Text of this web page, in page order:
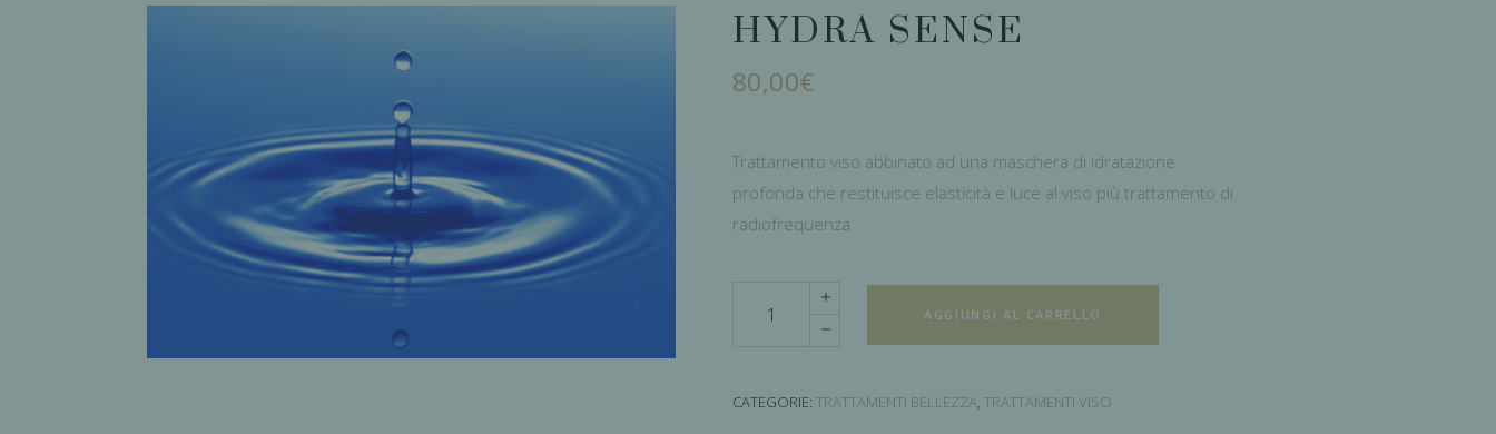
HYDRA SENSE
80,00€
Trattamento viso abbinato ad una maschera di idratazione
profonda che restituisce elasticità e luce al viso più trattamento di
radiofrequenza
AGGIUNGI AL CARRELLO
CATEGORIE: TRATTAMENTI BELLEZZA, TRATTAMENTI VISO